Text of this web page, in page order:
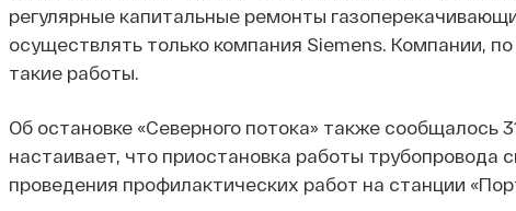
регулярные капитальные ремонты
осуществлять только компания Siemens. Компании,
такие работы.
Об остановке «Северного потока» также сообщалось
настаивает, что приостановка работы трубопровода
проведения профилактических работ на станции